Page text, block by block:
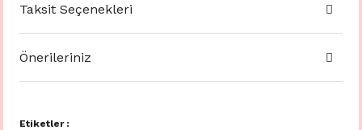
Taksit Seçenekleri
Önerileriniz
Etiketler :